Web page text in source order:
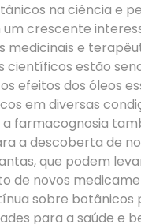
na ciência e
um crescente
medicinais e
científicos estão
efeitos dos óleos
em diversas
farmacognosia
a descoberta de
que podem
de novos
sobre botânicos
para a saúde e